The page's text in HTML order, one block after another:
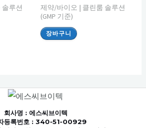
루션
제약/바이오 | 클린룸 솔루션
(GMP 기준)
장바구니
회사명 : 에스씨브이텍
등록번호 : 340-51-00929